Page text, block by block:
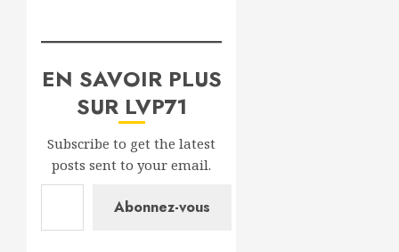
EN SAVOIR PLUS
SUR LVP71
Subscribe to get the latest
posts sent to your email.
Saisissez votre adresse e-mail…
Abonnez-vous